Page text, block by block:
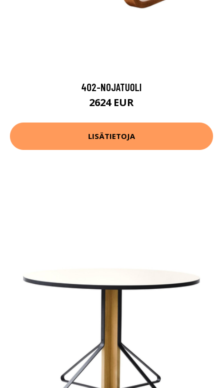
402-NOJATUOLI
2624 EUR
LISÄTIETOJA